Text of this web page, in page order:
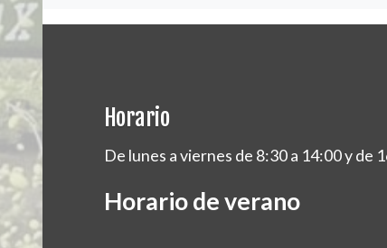
Horario
De lunes a viernes de 8:30 a 14:00 y de
Horario de verano